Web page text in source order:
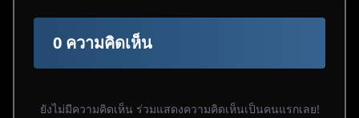
0 ความคิดเห็น
ยังไม่มีความคิดเห็น ร่วมแสดงความคิดเห็นเป็นคนแรกเลย!